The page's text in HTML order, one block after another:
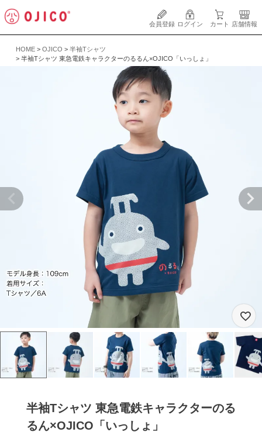
会員登録 ログイン カート 店舗情報
HOME OJICO
半袖Tシャツ
半袖Tシャツ 東急電鉄キャラクターのるるん×OJICO「いっしょ」
半袖Tシャツ 東急電鉄キャラクターのる
るん×OJICO「いっしょ」